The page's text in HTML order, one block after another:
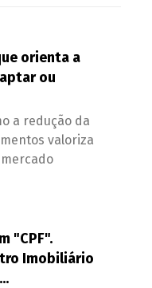
orienta a
ou
a redução da
valoriza
"CPF".
Imobiliário